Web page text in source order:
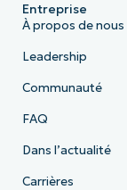
Entreprise
À propos de nous
Leadership
Communauté
FAQ
Dans l’actualité
Carrières